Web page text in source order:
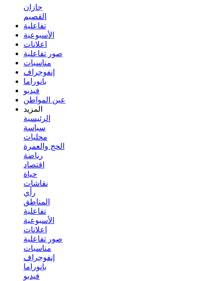
جازان
القصيم
تفاعلية
الأسبوعية
اعلانات
صور تفاعلية
مناسبات
إنفوجراف
بانوراما
فيديو
عين المواطن
المزيد
الرئيسية
سياسة
محليات
الحج والعمرة
رياضة
اقتصاد
حياة
نقاشات
رأي
المناطق
تفاعلية
الأسبوعية
اعلانات
صور تفاعلية
مناسبات
إنفوجراف
بانوراما
فيديو